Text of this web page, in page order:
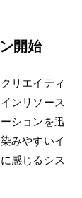
開始
リエイティ
ンリソース
ションを迅
みやすいイ
感じるシス